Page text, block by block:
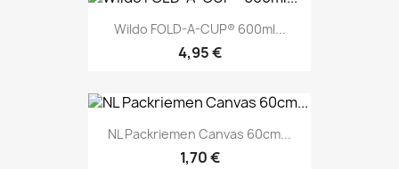
Wildo FOLD-A-CUP® 600ml...
4,95 €
NL Packriemen Canvas 60cm...
1,70 €